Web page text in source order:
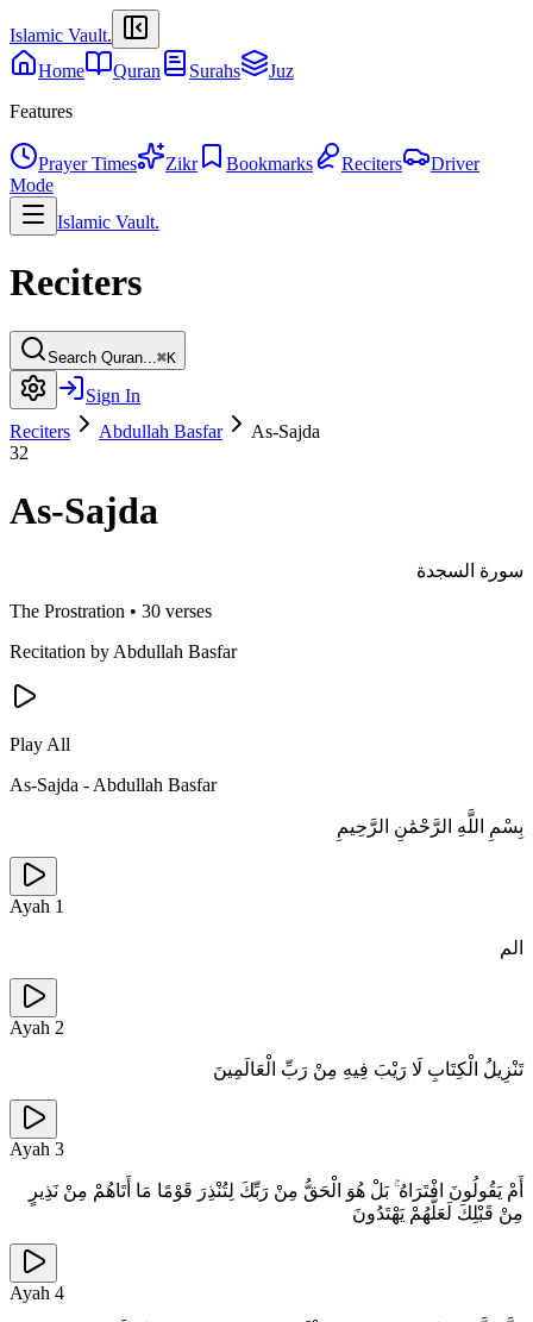
Islamic Vault.
Home
Quran Surahs
Juz
Features
Prayer Times Zikr Bookmarks Reciters
Driver
Mode
Islamic Vault.
Reciters
Search Quran... ⌘K
Sign In
Reciters
Abdullah Basfar
As-Sajda
32
As-Sajda
سورة السجدة
The Prostration • 30 verses
Recitation by Abdullah Basfar
Play All
As-Sajda - Abdullah Basfar
بِسْمِ اللَّهِ الرَّحْمَٰنِ الرَّحِيمِ
Ayah 1
الم
Ayah 2
تَنْزِيلُ الْكِتَابِ لَا رَيْبَ فِيهِ مِنْ رَبِّ الْعَالَمِينَ
Ayah 3
أَمْ يَقُولُونَ افْتَرَاهُ ۚ بَلْ هُوَ الْحَقُّ مِنْ رَبِّكَ لِتُنْذِرَ قَوْمًا مَا أَتَاهُمْ مِنْ نَذِيرٍ
مِنْ قَبْلِكَ لَعَلَّهُمْ يَهْتَدُونَ
Ayah 4